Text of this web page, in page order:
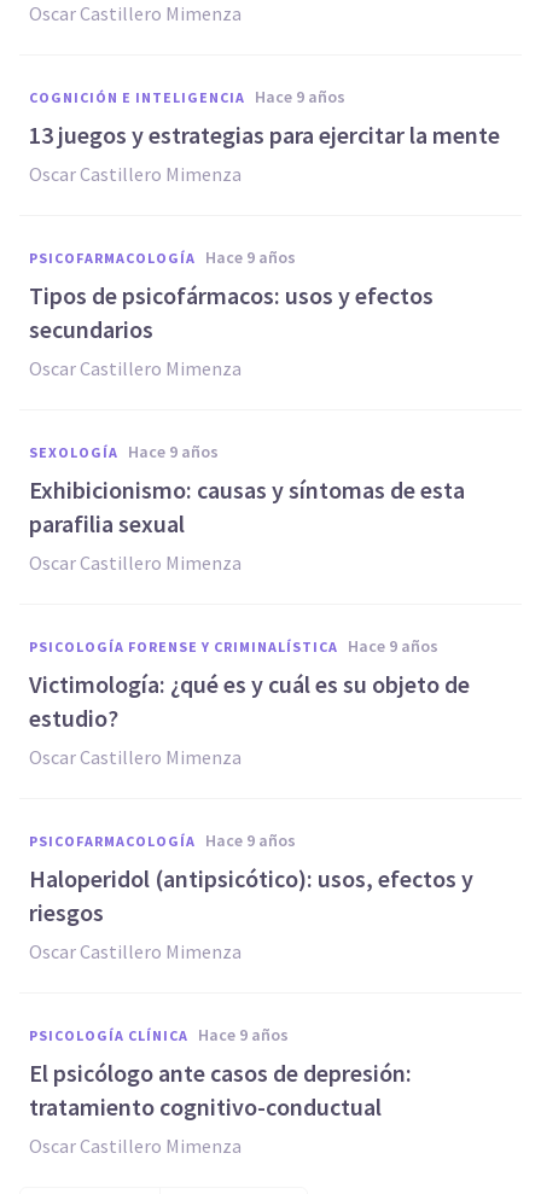
Oscar Castillero Mimenza
COGNICIÓN E INTELIGENCIA hace 9 años
13 juegos y estrategias para ejercitar la mente
Oscar Castillero Mimenza
PSICOFARMACOLOGÍA hace 9 años
​Tipos de psicofármacos: usos y efectos
secundarios
Oscar Castillero Mimenza
SEXOLOGÍA hace 9 años
​Exhibicionismo: causas y síntomas de esta
parafilia sexual
Oscar Castillero Mimenza
PSICOLOGÍA FORENSE Y CRIMINALÍSTICA hace 9 años
​Victimología: ¿qué es y cuál es su objeto de
estudio?
Oscar Castillero Mimenza
PSICOFARMACOLOGÍA hace 9 años
​Haloperidol (antipsicótico): usos, efectos y
riesgos
Oscar Castillero Mimenza
PSICOLOGÍA CLÍNICA hace 9 años
El psicólogo ante casos de depresión:
tratamiento cognitivo-conductual
Oscar Castillero Mimenza